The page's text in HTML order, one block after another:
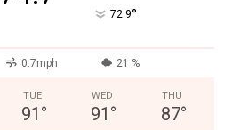
72.9°
0.7mph 21 %
TUE
91 °
WED
91 °
THU
87°